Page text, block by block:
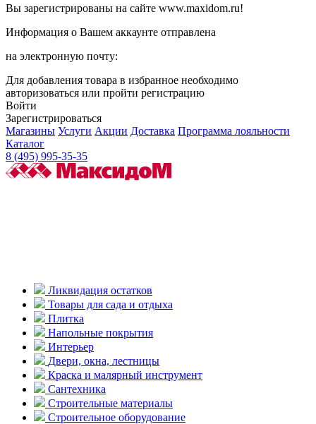
Вы зарегистрированы на сайте www.maxidom.ru!
Информация о Вашем аккаунте отправлена
на электронную почту:
Для добавления товара в избранное необходимо
авторизоваться или пройти регистрацию
Войти
Зарегистрироваться
Магазины Услуги Акции Доставка Программа лояльности
Каталог
8 (495) 995-35-35
Ликвидация остатков
Товары для сада и отдыха
Плитка
Напольные покрытия
Интерьер
Двери, окна, лестницы
Краска и малярный инструмент
Сантехника
Строительные материалы
Строительное оборудование